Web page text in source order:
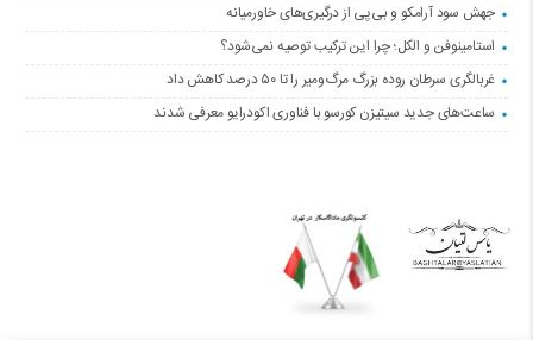
جهش سود آرامکو و بی‌پی از درگیری‌های خاورمیانه
استامینوفن و الکل؛ چرا این ترکیب توصیه نمی‌شود؟
غربالگری سرطان روده بزرگ مرگ‌ومیر را تا ۵۰ درصد کاهش داد
ساعت‌های جدید سیتیزن کورسو با فناوری اکودرایو معرفی شدند